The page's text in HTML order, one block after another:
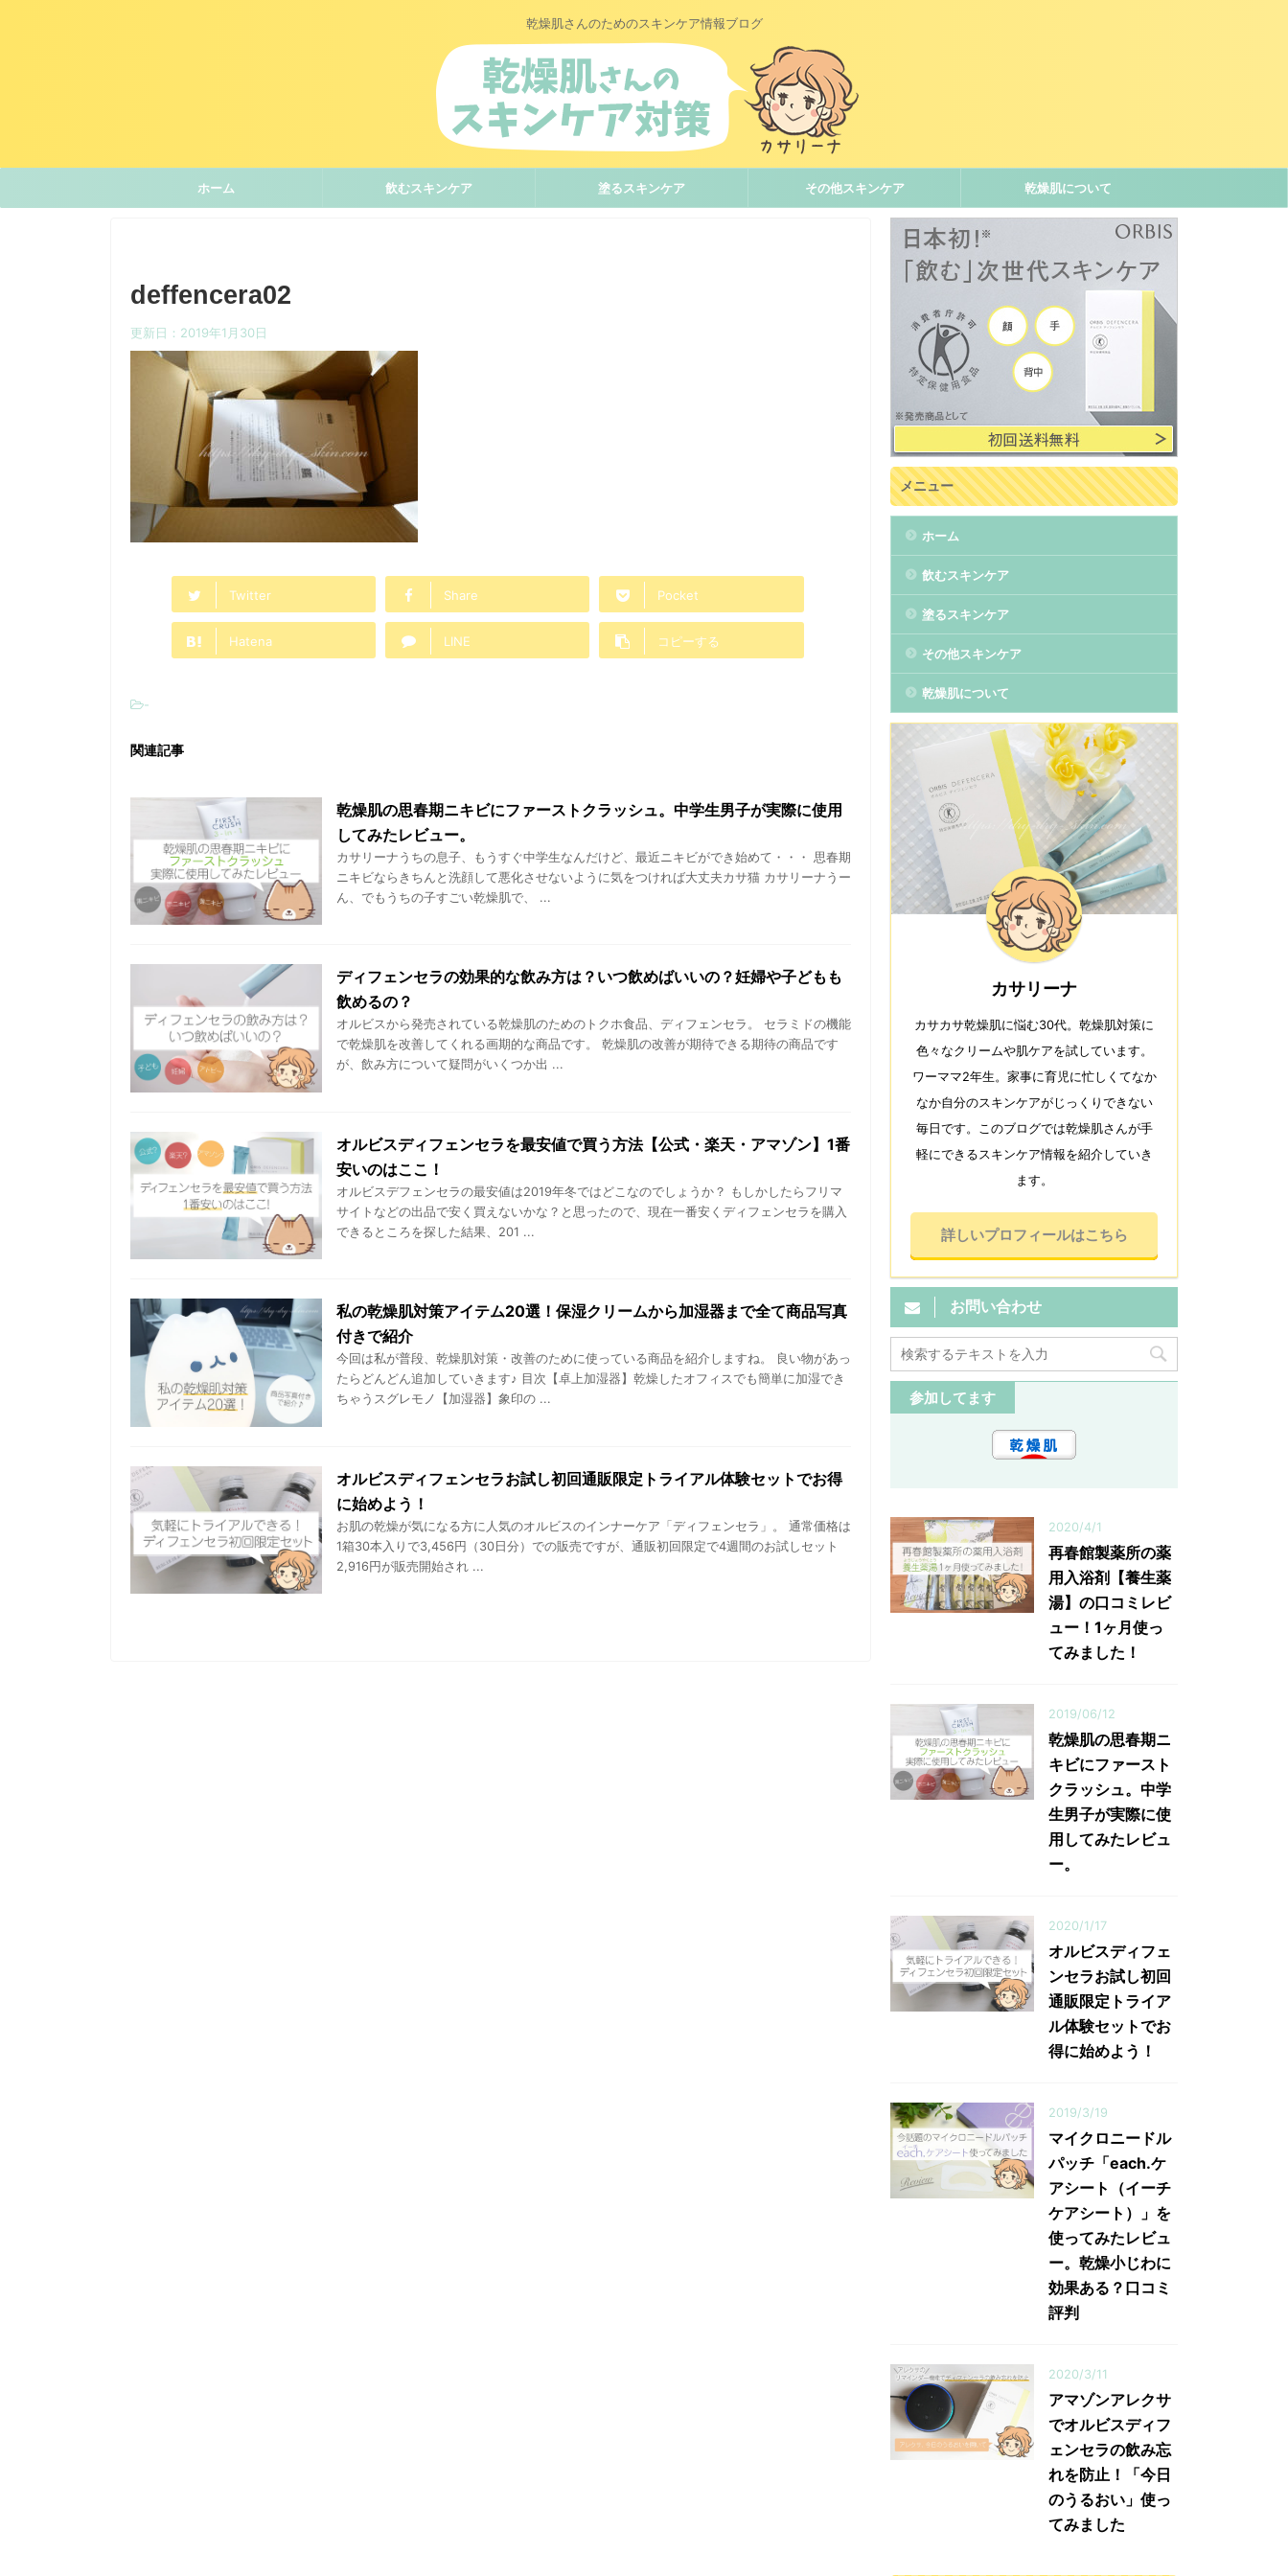
乾燥肌さんのためのスキンケア情報ブログ
ホーム 飲むスキンケア 塗るスキンケア その他スキンケア 乾燥肌について
deffencera02
更新日： 2019年1月30日
Twitter Share Pocket
Hatena LINE コピーする
-
関連記事
乾燥肌の思春期ニキビにファーストクラッシュ。中学生男子が実際に使用
してみたレビュー。
カサリーナうちの息子、もうすぐ中学生なんだけど、最近ニキビができ始めて・・・ 思春期
ニキビならきちんと洗顔して悪化させないように気をつければ大丈夫カサ猫 カサリーナうー
ん、でもうちの子すごい乾燥肌で、 ...
ディフェンセラの効果的な飲み方は？いつ飲めばいいの？妊婦や子どもも
飲めるの？
オルビスから発売されている乾燥肌のためのトクホ食品、ディフェンセラ。 セラミドの機能
で乾燥肌を改善してくれる画期的な商品です。 乾燥肌の改善が期待できる期待の商品です
が、飲み方について疑問がいくつか出 ...
オルビスディフェンセラを最安値で買う方法【公式・楽天・アマゾン】1番
安いのはここ！
オルビスデフェンセラの最安値は2019年冬ではどこなのでしょうか？ もしかしたらフリマ
サイトなどの出品で安く買えないかな？と思ったので、現在一番安くディフェンセラを購入
できるところを探した結果、201 ...
私の乾燥肌対策アイテム20選！保湿クリームから加湿器まで全て商品写真
付きで紹介
今回は私が普段、乾燥肌対策・改善のために使っている商品を紹介しますね。 良い物があっ
たらどんどん追加していきます♪ 目次【卓上加湿器】乾燥したオフィスでも簡単に加湿でき
ちゃうスグレモノ【加湿器】象印の ...
オルビスディフェンセラお試し初回通販限定トライアル体験セットでお得
に始めよう！
お肌の乾燥が気になる方に人気のオルビスのインナーケア「ディフェンセラ」。 通常価格は
1箱30本入りで3,456円（30日分）での販売ですが、通販初回限定で4週間のお試しセット
2,916円が販売開始され ...
メニュー
ホーム
飲むスキンケア
塗るスキンケア
その他スキンケア
乾燥肌について
カサリーナ
カサカサ乾燥肌に悩む30代。乾燥肌対策に
色々なクリームや肌ケアを試しています。
ワーママ2年生。家事に育児に忙しくてなか
なか自分のスキンケアがじっくりできない
毎日です。このブログでは乾燥肌さんが手
軽にできるスキンケア情報を紹介していき
ます。
詳しいプロフィールはこちら
お問い合わせ
参加してます
2020/4/1
再春館製薬所の薬
用入浴剤【養生薬
湯】の口コミレビ
ュー！1ヶ月使っ
てみました！
2019/06/12
乾燥肌の思春期ニ
キビにファースト
クラッシュ。中学
生男子が実際に使
用してみたレビュ
ー。
2020/1/17
オルビスディフェ
ンセラお試し初回
通販限定トライア
ル体験セットでお
得に始めよう！
2019/3/19
マイクロニードル
パッチ「each.ケ
アシート（イーチ
ケアシート）」を
使ってみたレビュ
ー。乾燥小じわに
効果ある？口コミ
評判
2020/3/11
アマゾンアレクサ
でオルビスディフ
ェンセラの飲み忘
れを防止！「今日
のうるおい」使っ
てみました